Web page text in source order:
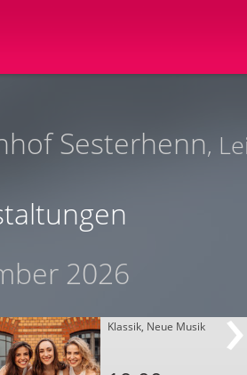
Sesterhenn,
2026
Klassik, Neue Musik